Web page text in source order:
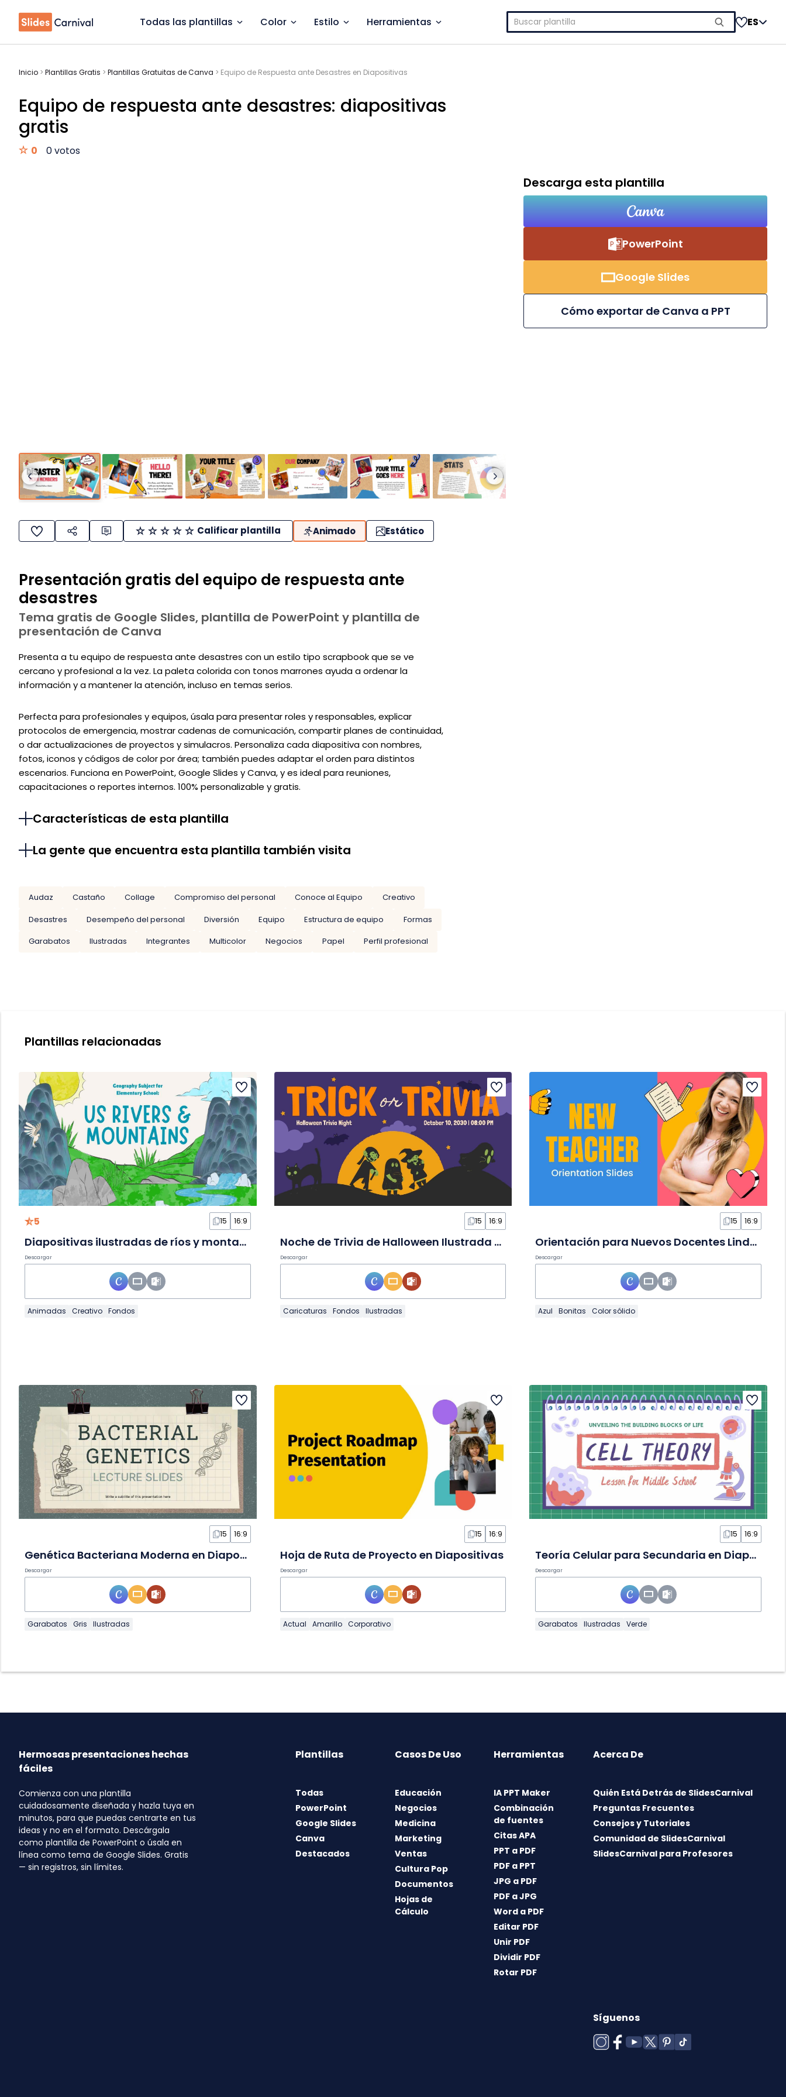
Todas las plantillas Color Estilo Herramientas Buscar: ES
Inicio > Plantillas Gratis > Plantillas Gratuitas de Canva > Equipo de Respuesta ante Desastres en Diapositivas
Equipo de respuesta ante desastres: diapositivas
gratis
0 0 votos
Calificar plantilla Animado Estático
Presentación gratis del equipo de respuesta ante
desastres
Tema gratis de Google Slides, plantilla de PowerPoint y plantilla de
presentación de Canva
Presenta a tu equipo de respuesta ante desastres con un estilo tipo scrapbook que se ve
cercano y profesional a la vez. La paleta colorida con tonos marrones ayuda a ordenar la
información y a mantener la atención, incluso en temas serios.
Perfecta para profesionales y equipos, úsala para presentar roles y responsables, explicar
protocolos de emergencia, mostrar cadenas de comunicación, compartir planes de continuidad,
o dar actualizaciones de proyectos y simulacros. Personaliza cada diapositiva con nombres,
fotos, iconos y códigos de color por área; también puedes adaptar el orden para distintos
escenarios. Funciona en PowerPoint, Google Slides y Canva, y es ideal para reuniones,
capacitaciones o reportes internos. 100% personalizable y gratis.
Características de esta plantilla
La gente que encuentra esta plantilla también visita
Audaz Castaño Collage Compromiso del personal Conoce al Equipo
Creativo
Desastres
Desempeño del personal Diversión Equipo Estructura de equipo
Formas
Garabatos
Ilustradas Integrantes Multicolor Negocios Papel Perfil profesional
Descarga esta plantilla
PowerPoint
Google Slides
Cómo exportar de Canva a PPT
Plantillas relacionadas
5 15 16:9
Diapositivas ilustradas de ríos y montañas de EE. UU.
Descargar
Animadas Creativo Fondos
15 16:9
Noche de Trivia de Halloween Ilustrada en Diapositivas
Descargar
Caricaturas Fondos Ilustradas
15 16:9
Orientación para Nuevos Docentes Linda en Diapositivas
Descargar
Azul Bonitas Color sólido
15 16:9
Genética Bacteriana Moderna en Diapositivas
Descargar
Garabatos Gris Ilustradas
15 16:9
Hoja de Ruta de Proyecto en Diapositivas
Descargar
Actual Amarillo Corporativo
15 16:9
Teoría Celular para Secundaria en Diapositivas
Descargar
Garabatos Ilustradas Verde
Hermosas presentaciones hechas
fáciles
Comienza con una plantilla
cuidadosamente diseñada y hazla tuya en
minutos, para que puedas centrarte en tus
ideas y no en el formato. Descárgala
como plantilla de PowerPoint o úsala en
línea como tema de Google Slides. Gratis
— sin registros, sin límites.
Plantillas
Todas
PowerPoint
Google Slides
Canva
Destacados
Casos De Uso
Educación
Negocios
Medicina
Marketing
Ventas
Cultura Pop
Documentos
Hojas de
Cálculo
Herramientas
IA PPT Maker
Combinación
de fuentes
Citas APA
PPT a PDF
PDF a PPT
JPG a PDF
PDF a JPG
Word a PDF
Editar PDF
Unir PDF
Dividir PDF
Rotar PDF
Acerca De
Quién Está Detrás de SlidesCarnival
Preguntas Frecuentes
Consejos y Tutoriales
Comunidad de SlidesCarnival
SlidesCarnival para Profesores
Síguenos